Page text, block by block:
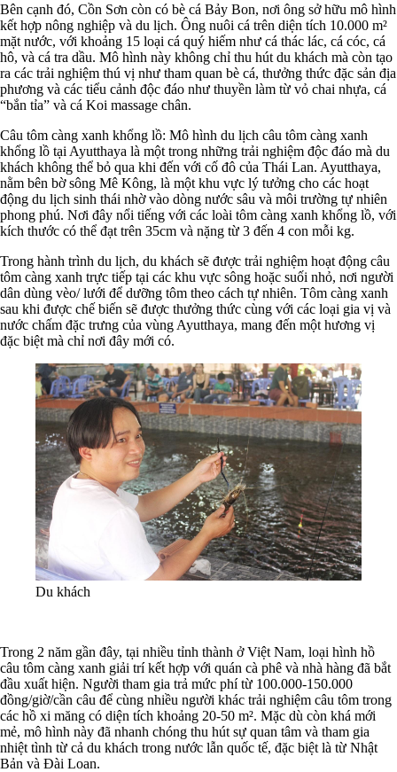
Bên cạnh đó, Cồn Sơn còn có bè cá Bảy Bon, nơi ông sở hữu mô hình
kết hợp nông nghiệp và du lịch. Ông nuôi cá trên diện tích 10.000 m²
mặt nước, với khoảng 15 loại cá quý hiếm như cá thác lác, cá cóc, cá
hô, và cá tra dầu. Mô hình này không chỉ thu hút du khách mà còn tạo
ra các trải nghiệm thú vị như tham quan bè cá, thưởng thức đặc sản địa
phương và các tiểu cảnh độc đáo như thuyền làm từ vỏ chai nhựa, cá
“bắn tỉa” và cá Koi massage chân.
Câu tôm càng xanh khổng lồ: Mô hình du lịch câu tôm càng xanh
khổng lồ tại Ayutthaya là một trong những trải nghiệm độc đáo mà du
khách không thể bỏ qua khi đến với cố đô của Thái Lan. Ayutthaya,
nằm bên bờ sông Mê Kông, là một khu vực lý tưởng cho các hoạt
động du lịch sinh thái nhờ vào dòng nước sâu và môi trường tự nhiên
phong phú. Nơi đây nổi tiếng với các loài tôm càng xanh khổng lồ, với
kích thước có thể đạt trên 35cm và nặng từ 3 đến 4 con mỗi kg.
Trong hành trình du lịch, du khách sẽ được trải nghiệm hoạt động câu
tôm càng xanh trực tiếp tại các khu vực sông hoặc suối nhỏ, nơi người
dân dùng vèo/ lưới để dưỡng tôm theo cách tự nhiên. Tôm càng xanh
sau khi được chế biến sẽ được thưởng thức cùng với các loại gia vị và
nước chấm đặc trưng của vùng Ayutthaya, mang đến một hương vị
đặc biệt mà chỉ nơi đây mới có.
Du khách
Trong 2 năm gần đây, tại nhiều tỉnh thành ở Việt Nam, loại hình hồ
câu tôm càng xanh giải trí kết hợp với quán cà phê và nhà hàng đã bắt
đầu xuất hiện. Người tham gia trả mức phí từ 100.000-150.000
đồng/giờ/cần câu để cùng nhiều người khác trải nghiệm câu tôm trong
các hồ xi măng có diện tích khoảng 20-50 m². Mặc dù còn khá mới
mẻ, mô hình này đã nhanh chóng thu hút sự quan tâm và tham gia
nhiệt tình từ cả du khách trong nước lẫn quốc tế, đặc biệt là từ Nhật
Bản và Đài Loan.